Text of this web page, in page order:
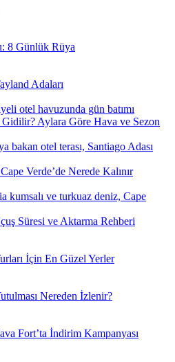
8 Günlük Rüya
Adaları
Aylara Göre Hava ve Sezon
Verde’de Nerede Kalınır
Süresi ve Aktarma Rehberi
İçin En Güzel Yerler
Nereden İzlenir?
Fort’ta İndirim Kampanyası